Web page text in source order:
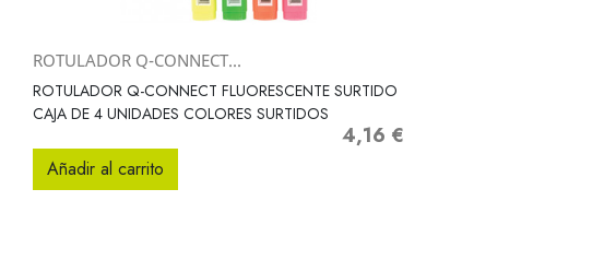
 Vista rápida
ROTULADOR Q-CONNECT...
ROTULADOR Q-CONNECT FLUORESCENTE SURTIDO
CAJA DE 4 UNIDADES COLORES SURTIDOS
Precio
4,16 €
Añadir al carrito